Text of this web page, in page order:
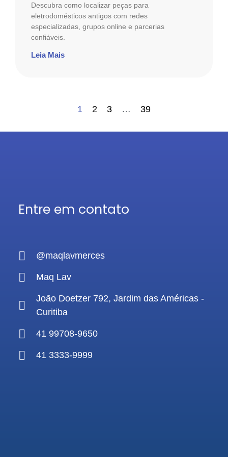
Descubra como localizar peças para
eletrodomésticos antigos com redes
especializadas, grupos online e parcerias
confiáveis.
Leia Mais
1 2 3 … 39
Entre em contato
@maqlavmerces
Maq Lav
João Doetzer 792, Jardim das Américas -
Curitiba
41 99708-9650
41 3333-9999